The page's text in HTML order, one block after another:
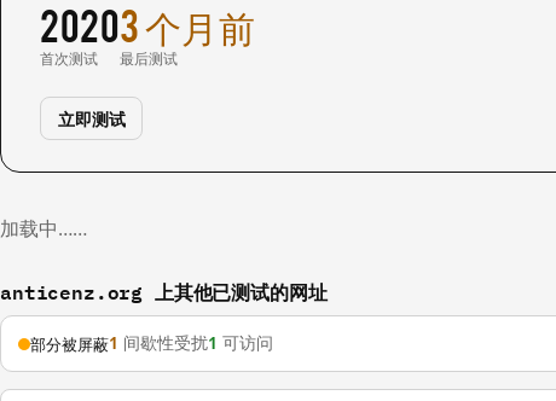
2020
首次测试
3 个月前
最后测试
立即测试
加载中……
anticenz.org 上其他已测试的网址
部分被屏蔽1 间歇性受扰1 可访问